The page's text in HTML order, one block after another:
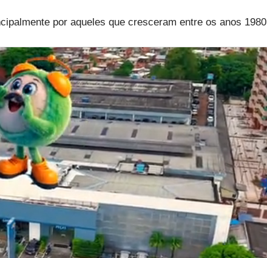
por aqueles que cresceram entre os anos 1980